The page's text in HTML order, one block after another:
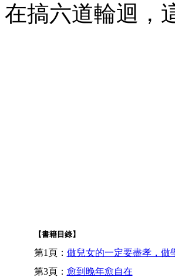
在搞六道輪迴，
【書籍目錄】
第1頁： 做兒女的一定要盡孝，做
第3頁： 愈到晚年愈自在